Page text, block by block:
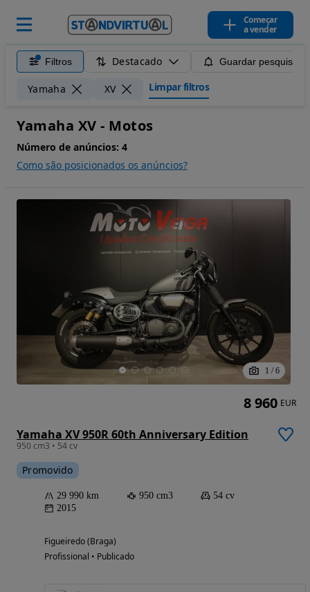
Começar
a vender
Filtros Destacado Guardar pesquisa
Yamaha XV Limpar filtros
Yamaha XV - Motos
Número de anúncios: 4
Como são posicionados os anúncios?
1 / 6
Yamaha XV 950R 60th Anniversary Edition
950 cm3 • 54 cv
Promovido
29 990 km 950 cm3
54 cv
2015
Figueiredo (Braga)
Profissional • Publicado
8 960 EUR